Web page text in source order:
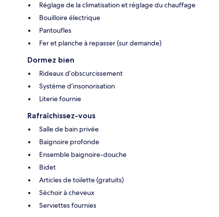
Réglage de la climatisation et réglage du chauffage
Bouilloire électrique
Pantoufles
Fer et planche à repasser (sur demande)
Dormez bien
Rideaux d’obscurcissement
Système d’insonorisation
Literie fournie
Rafraîchissez-vous
Salle de bain privée
Baignoire profonde
Ensemble baignoire-douche
Bidet
Articles de toilette (gratuits)
Séchoir à cheveux
Serviettes fournies